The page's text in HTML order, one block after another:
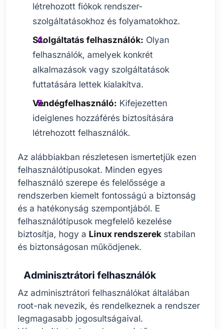
létrehozott fiókok rendszer-
szolgáltatásokhoz és folyamatokhoz.
Szolgáltatás felhasználók: Olyan
felhasználók, amelyek konkrét
alkalmazások vagy szolgáltatások
futtatására lettek kialakítva.
Vendégfelhasználó: Kifejezetten
ideiglenes hozzáférés biztosítására
létrehozott felhasználók.
Az alábbiakban részletesen ismertetjük ezen
felhasználótípusokat. Minden egyes
felhasználó szerepe és felelőssége a
rendszerben kiemelt fontosságú a biztonság
és a hatékonyság szempontjából. E
felhasználótípusok megfelelő kezelése
biztosítja, hogy a Linux rendszerek stabilan
és biztonságosan működjenek.
Adminisztrátori felhasználók
Az adminisztrátori felhasználókat általában
root-nak nevezik, és rendelkeznek a rendszer
legmagasabb jogosultságaival.